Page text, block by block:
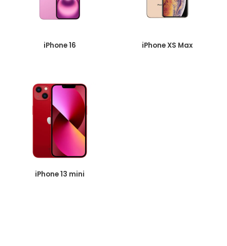
iPhone 16 iPhone XS Max
iPhone 13 mini